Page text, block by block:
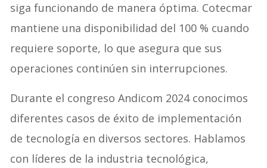
siga funcionando de manera óptima. Cotecmar
mantiene una disponibilidad del 100 % cuando
requiere soporte, lo que asegura que sus
operaciones continúen sin interrupciones.
Durante el congreso Andicom 2024 conocimos
diferentes casos de éxito de implementación
de tecnología en diversos sectores. Hablamos
con líderes de la industria tecnológica,